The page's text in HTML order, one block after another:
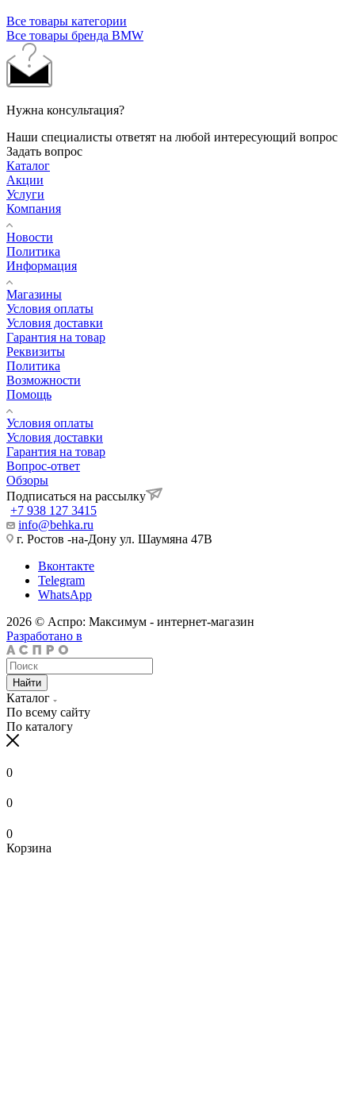
Все товары категории
Все товары бренда BMW
Нужна консультация?
Наши специалисты ответят на любой интересующий вопрос
Задать вопрос
Каталог
Акции
Услуги
Компания
Новости
Политика
Информация
Магазины
Условия оплаты
Условия доставки
Гарантия на товар
Реквизиты
Политика
Возможности
Помощь
Условия оплаты
Условия доставки
Гарантия на товар
Вопрос-ответ
Обзоры
Подписаться на рассылку
+7 938 127 3415
info@behka.ru
г. Ростов -на-Дону ул. Шаумяна 47В
Вконтакте
Telegram
WhatsApp
2026 © Аспро: Максимум - интернет-магазин
Разработано в
Найти
Каталог
По всему сайту
По каталогу
0
0
0
Корзина